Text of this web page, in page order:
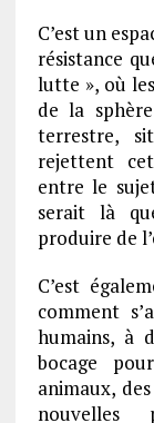
C’est un
résistance
lutte », où
de la
terrestre,
rejettent
entre le
serait là
produire de
C’est
comment
humains, à
bocage
animaux,
nouvelles